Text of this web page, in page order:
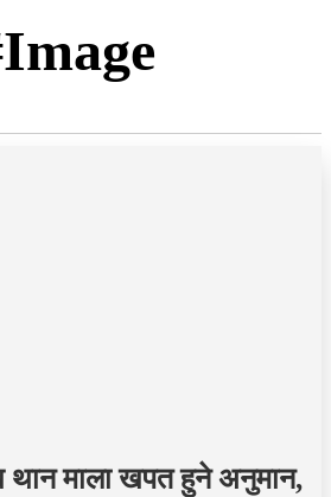
थान माला खपत हुने अनुमान,